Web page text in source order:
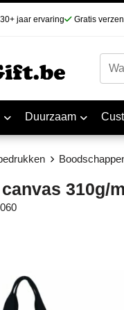
jaar ervaring Gratis
Duurzaam
310g/